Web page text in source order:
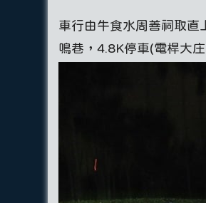
車行由牛食水周善祠取
鳴巷，4.8K停車(電桿大